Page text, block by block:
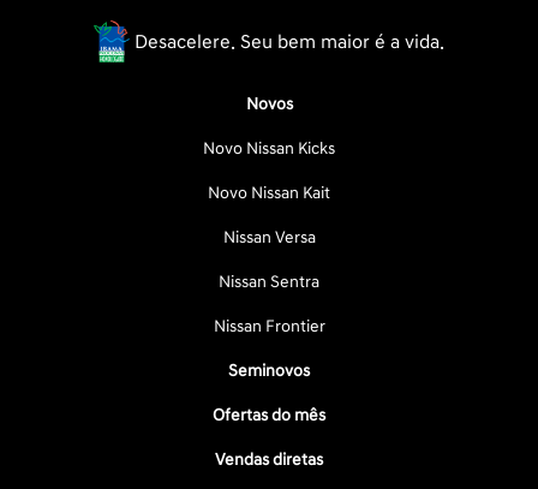
Desacelere. Seu bem maior é a vida.
Novos
Novo Nissan Kicks
Novo Nissan Kait
Nissan Versa
Nissan Sentra
Nissan Frontier
Seminovos
Ofertas do mês
Vendas diretas